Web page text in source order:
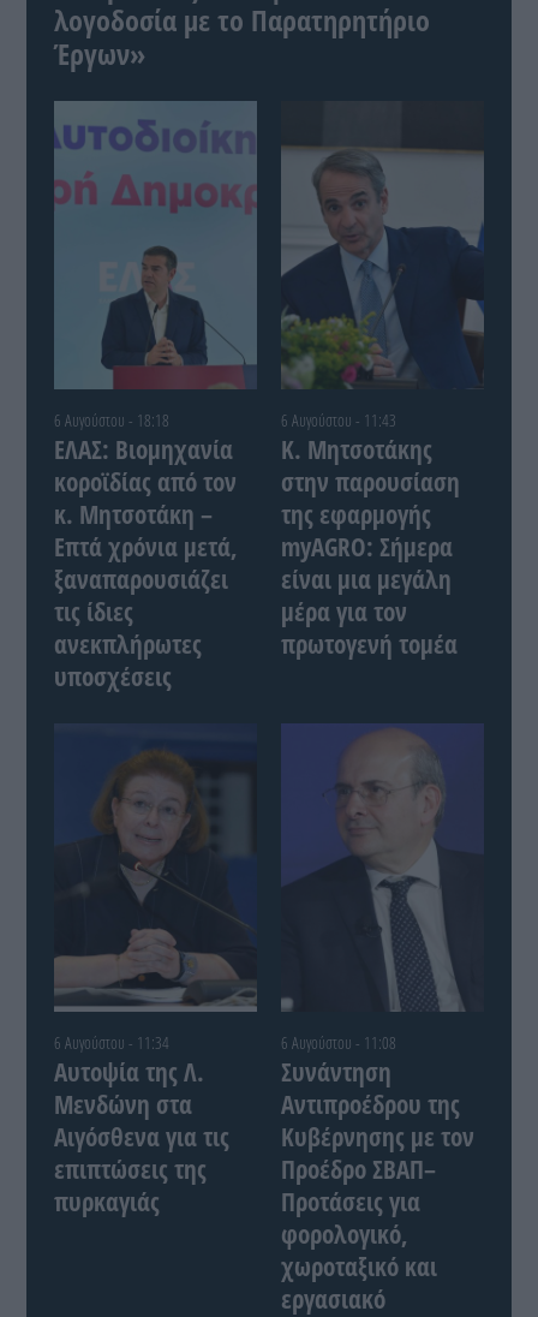
λογοδοσία με το Παρατηρητήριο
Έργων»
6 Αυγούστου - 18:18
ΕΛΑΣ: Βιομηχανία
κοροϊδίας από τον
κ. Μητσοτάκη –
Επτά χρόνια μετά,
ξαναπαρουσιάζει
τις ίδιες
ανεκπλήρωτες
υποσχέσεις
6 Αυγούστου - 11:43
Κ. Μητσοτάκης
στην παρουσίαση
της εφαρμογής
myAGRO: Σήμερα
είναι μια μεγάλη
μέρα για τον
πρωτογενή τομέα
6 Αυγούστου - 11:34
Αυτοψία της Λ.
Μενδώνη στα
Αιγόσθενα για τις
επιπτώσεις της
πυρκαγιάς
6 Αυγούστου - 11:08
Συνάντηση
Αντιπροέδρου της
Κυβέρνησης με τον
Προέδρο ΣΒΑΠ–
Προτάσεις για
φορολογικό,
χωροταξικό και
εργασιακό